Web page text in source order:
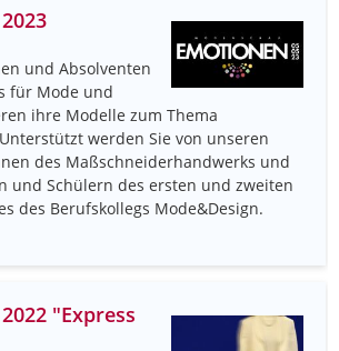
und Absolventen
für Mode und
ihre Modelle zum Thema
werden Sie von unseren
des Maßschneiderhandwerks und
und Schülern des ersten und zweiten
des Berufskollegs Mode&Design.
"Express